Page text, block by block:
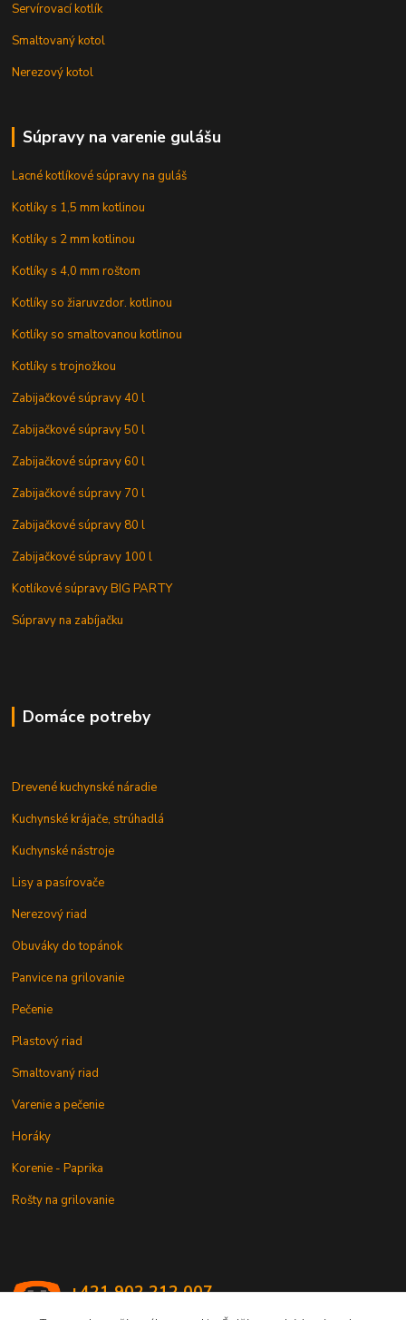
Servírovací kotlík
Smaltovaný kotol
Nerezový kotol
Súpravy na varenie gulášu
Lacné kotlíkové súpravy na guláš
Kotlíky s 1,5 mm kotlinou
Kotlíky s 2 mm kotlinou
Kotlíky s 4,0 mm roštom
Kotlíky so žiaruvzdor. kotlinou
Kotlíky so smaltovanou kotlinou
Kotlíky s trojnožkou
Zabijačkové súpravy 40 l
Zabijačkové súpravy 50 l
Zabijačkové súpravy 60 l
Zabijačkové súpravy 70 l
Zabijačkové súpravy 80 l
Zabijačkové súpravy 100 l
Kotlíkové súpravy BIG PARTY
Súpravy na zabíjačku
Domáce potreby
Drevené kuchynské náradie
Kuchynské krájače, strúhadlá
Kuchynské nástroje
Lisy a pasírovače
Nerezový riad
Obuváky do topánok
Panvice na grilovanie
Pečenie
Plastový riad
Smaltovaný riad
Varenie a pečenie
Horáky
Korenie - Paprika
Rošty na grilovanie
+421 902 212 007